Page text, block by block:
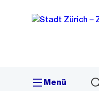
Navigation
Sprunglink
Menü